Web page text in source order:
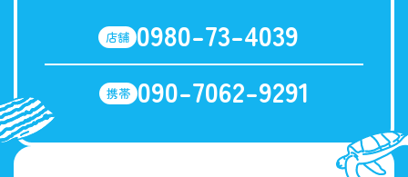
店舗 0980-73-4039
携帯 090-7062-9291